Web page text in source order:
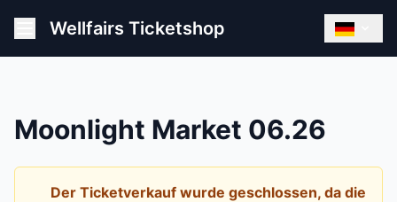
Wellfairs Ticketshop
Moonlight Market 06.26
Der Ticketverkauf wurde geschlossen, da die